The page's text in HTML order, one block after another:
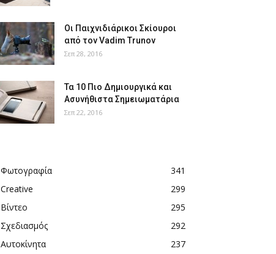
Οι Παιχνιδιάρικοι Σκίουροι
από τον Vadim Trunov
Σεπ 28, 2016
Τα 10 Πιο Δημιουργικά και
Ασυνήθιστα Σημειωματάρια
Σεπ 22, 2016
Φωτογραφία
341
Creative
299
Βίντεο
295
Σχεδιασμός
292
Αυτοκίνητα
237